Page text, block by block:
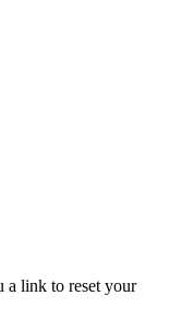
a link to reset your